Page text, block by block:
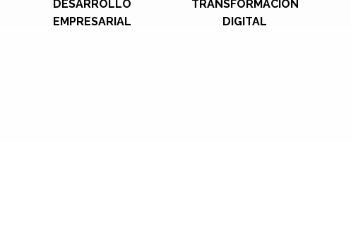
DESARROLLO
EMPRESARIAL
TRANSFORMACIÓN
DIGITAL